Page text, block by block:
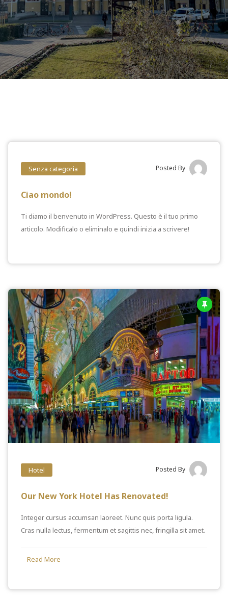
Senza categoria Posted By
Ciao mondo!
Ti diamo il benvenuto in WordPress. Questo è il tuo primo
articolo. Modificalo o eliminalo e quindi inizia a scrivere!
Hotel Posted By
Our New York Hotel Has Renovated!
Integer cursus accumsan laoreet. Nunc quis porta ligula.
Cras nulla lectus, fermentum et sagittis nec, fringilla sit amet.
Read More